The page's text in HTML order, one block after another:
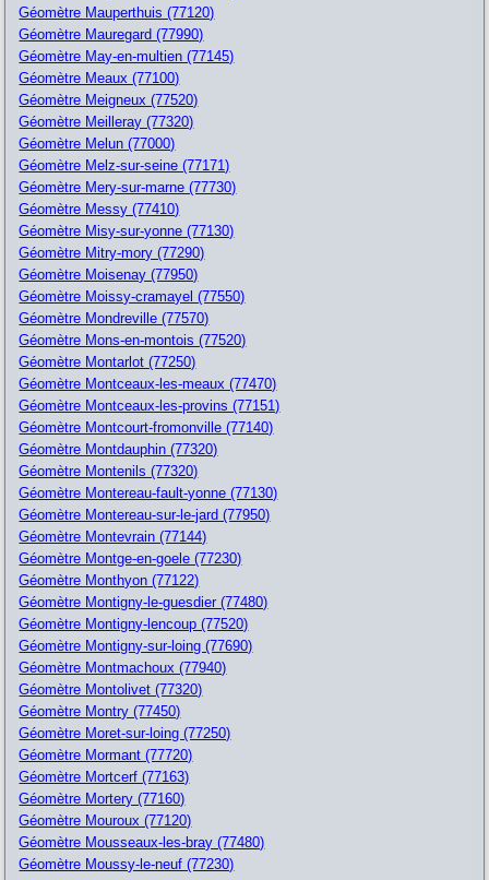
Géomètre Mauperthuis (77120)
Géomètre Mauregard (77990)
Géomètre May-en-multien (77145)
Géomètre Meaux (77100)
Géomètre Meigneux (77520)
Géomètre Meilleray (77320)
Géomètre Melun (77000)
Géomètre Melz-sur-seine (77171)
Géomètre Mery-sur-marne (77730)
Géomètre Messy (77410)
Géomètre Misy-sur-yonne (77130)
Géomètre Mitry-mory (77290)
Géomètre Moisenay (77950)
Géomètre Moissy-cramayel (77550)
Géomètre Mondreville (77570)
Géomètre Mons-en-montois (77520)
Géomètre Montarlot (77250)
Géomètre Montceaux-les-meaux (77470)
Géomètre Montceaux-les-provins (77151)
Géomètre Montcourt-fromonville (77140)
Géomètre Montdauphin (77320)
Géomètre Montenils (77320)
Géomètre Montereau-fault-yonne (77130)
Géomètre Montereau-sur-le-jard (77950)
Géomètre Montevrain (77144)
Géomètre Montge-en-goele (77230)
Géomètre Monthyon (77122)
Géomètre Montigny-le-guesdier (77480)
Géomètre Montigny-lencoup (77520)
Géomètre Montigny-sur-loing (77690)
Géomètre Montmachoux (77940)
Géomètre Montolivet (77320)
Géomètre Montry (77450)
Géomètre Moret-sur-loing (77250)
Géomètre Mormant (77720)
Géomètre Mortcerf (77163)
Géomètre Mortery (77160)
Géomètre Mouroux (77120)
Géomètre Mousseaux-les-bray (77480)
Géomètre Moussy-le-neuf (77230)